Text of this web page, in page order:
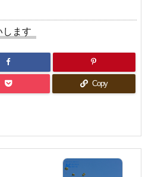
します
Copy